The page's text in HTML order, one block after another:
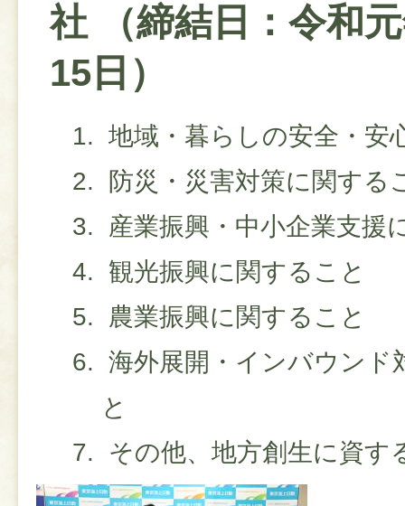
社 （締結日：令和
15日）
地域・暮らしの安全・安
防災・災害対策に関する
産業振興・中小企業支援
観光振興に関すること
農業振興に関すること
海外展開・インバウンド
と
その他、地方創生に資す